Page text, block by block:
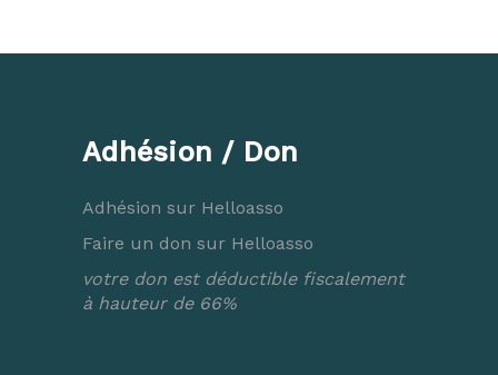
Adhésion / Don
Adhésion sur Helloasso
Faire un don sur Helloasso
votre don est déductible fiscalement
à hauteur de 66%